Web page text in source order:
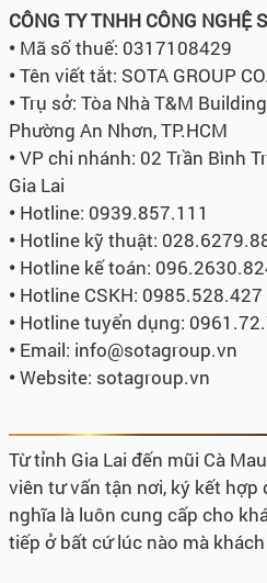
CÔNG TY TNHH CÔNG NGHỆ
• Mã số thuế: 0317108429
•Tên viết tắt: SOTA GROUP
•Trụ sở: Tòa Nhà T&M
Phường An Nhơn, TP.HCM
•VP chi nhánh: 02 Trần Bình
Gia Lai
• Hotline: 0939.857.111
• Hotline kỹ thuật:
• Hotline kế toán:
• Hotline CSKH: 0985.528.427
• Hotline tuyển dụng:
• Email: info@sotagroup.vn
•Website: sotagroup.vn
Từ tỉnh Gia Lai đến mũi Cà
viên tư vấn tận nơi, ký kết hợp
nghĩa là luôn cung cấp cho
tiếp ở bất cứ lúc nào mà